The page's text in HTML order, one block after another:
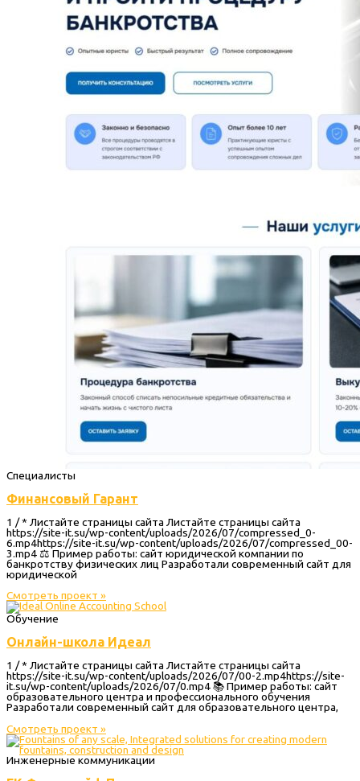
Специалисты
Финансовый Гарант
1 / * Листайте страницы сайта Листайте страницы сайта
https://site-it.su/wp-content/uploads/2026/07/compressed_0-
6.mp4https://site-it.su/wp-content/uploads/2026/07/compressed_00-
3.mp4 ⚖️ Пример работы: сайт юридической компании по
банкротству физических лиц Разработали современный сайт для
юридической
Смотреть проект »
Обучение
Онлайн-школа Идеал
1 / * Листайте страницы сайта Листайте страницы сайта
https://site-it.su/wp-content/uploads/2026/07/00-2.mp4https://site-
it.su/wp-content/uploads/2026/07/0.mp4 📚 Пример работы: сайт
образовательного центра и профессионального обучения
Разработали современный сайт для образовательного центра,
Смотреть проект »
Инженерные коммуникации